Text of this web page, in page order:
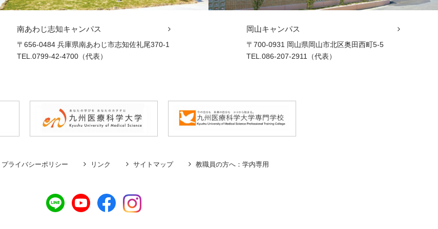
南あわじ志知キャンパス
〒656-0484 兵庫県南あわじ市志知佐礼尾370-1
TEL.0799-42-4700（代表）
岡山キャンパス
〒700-0931 岡山県岡山市北区奥田西町5-5
TEL.086-207-2911（代表）
プライバシーポリシー リンク サイトマップ 教職員の方へ：学内専用